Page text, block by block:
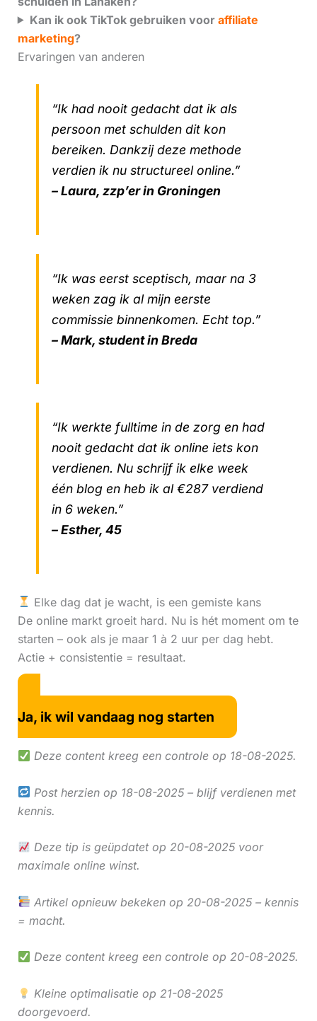
Kan ik ook TikTok gebruiken voor affiliate
marketing?
Ervaringen van anderen
“Ik had nooit gedacht dat ik als
persoon met schulden dit kon
bereiken. Dankzij deze methode
verdien ik nu structureel online.”
– Laura, zzp’er in Groningen
“Ik was eerst sceptisch, maar na 3
weken zag ik al mijn eerste
commissie binnenkomen. Echt top.”
– Mark, student in Breda
“Ik werkte fulltime in de zorg en had
nooit gedacht dat ik online iets kon
verdienen. Nu schrijf ik elke week
één blog en heb ik al €287 verdiend
in 6 weken.”
– Esther, 45
Elke dag dat je wacht, is een gemiste kans
De online markt groeit hard. Nu is hét moment om te
starten – ook als je maar 1 à 2 uur per dag hebt.
Actie + consistentie = resultaat.
Ja, ik wil vandaag nog starten
Deze content kreeg een controle op 18-08-2025.
Post herzien op 18-08-2025 – blijf verdienen met
kennis.
Deze tip is geüpdatet op 20-08-2025 voor
maximale online winst.
Artikel opnieuw bekeken op 20-08-2025 – kennis
= macht.
Deze content kreeg een controle op 20-08-2025.
Kleine optimalisatie op 21-08-2025
doorgevoerd.